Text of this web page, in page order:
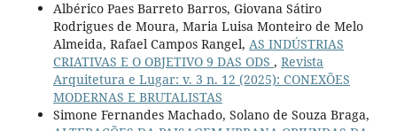
Albérico Paes Barreto Barros, Giovana Sátiro
Rodrigues de Moura, Maria Luisa Monteiro de Melo
Almeida, Rafael Campos Rangel, AS INDÚSTRIAS
CRIATIVAS E O OBJETIVO 9 DAS ODS , Revista
Arquitetura e Lugar: v. 3 n. 12 (2025): CONEXÕES
MODERNAS E BRUTALISTAS
Simone Fernandes Machado, Solano de Souza Braga,